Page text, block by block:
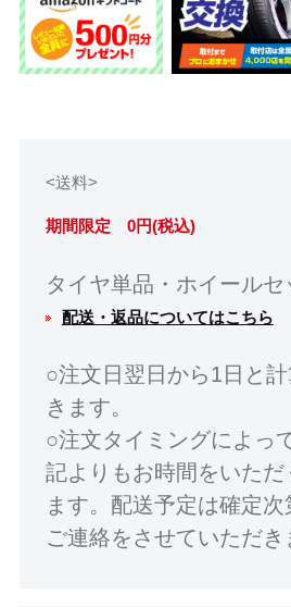
<送料>
期間限定 0円(税込)
タイヤ単品・ホイール
配送・返品についてはこちら
○注文日翌日から1日と
きます。
○注文タイミングによっ
記よりもお時間をいた
ます。配送予定は確定
ご連絡をさせていただき